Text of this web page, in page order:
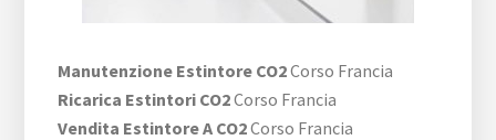
Manutenzione Estintore CO2Corso Francia
Ricarica Estintori CO2Corso Francia
Vendita Estintore A CO2Corso Francia